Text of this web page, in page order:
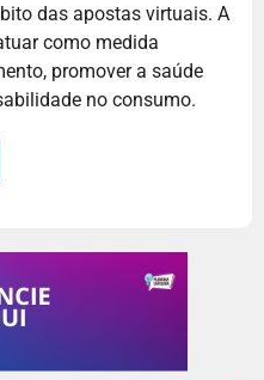
das apostas virtuais. A
como medida
promover a saúde
no consumo.